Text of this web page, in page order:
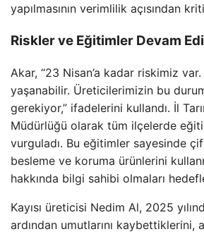
yapılmasının verimlilik açısından
Riskler ve Eğitimler Devam
Akar, “23 Nisan’a kadar riskimiz
yaşanabilir. Üreticilerimizin bu
gerekiyor,” ifadelerini kullandı. İl
Müdürlüğü olarak tüm ilçelerde
vurguladı. Bu eğitimler sayesinde
besleme ve koruma ürünlerini
hakkında bilgi sahibi olmaları
Kayısı üreticisi Nedim Al, 2025
ardından umutlarını kaybettiklerini,